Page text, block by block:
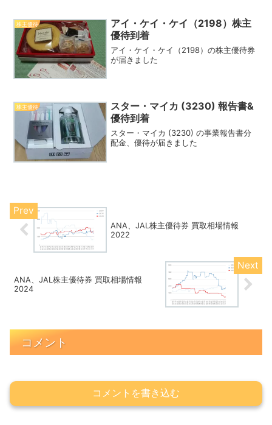
株主優待
アイ・ケイ・ケイ（2198）株主
優待到着
アイ・ケイ・ケイ（2198）の株主優待券
が届きました
株主優待
スター・マイカ (3230) 報告書&
優待到着
スター・マイカ (3230) の事業報告書分
配金、優待が届きました
ANA、JAL株主優待券 買取相場情報
2022
ANA、JAL株主優待券 買取相場情報
2024
コメント
コメントを書き込む